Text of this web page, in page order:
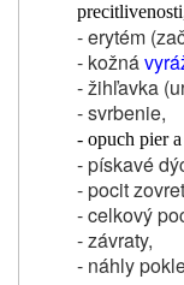
- erytém
- kožná
- žihľavka
- svrbenie,
- opuch pier
- pískavé
- pocit
- celkový
- závraty,
- náhly